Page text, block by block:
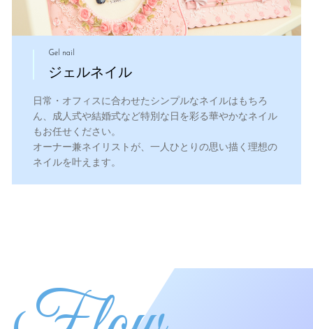
Gel nail
ジェルネイル
日常・オフィスに合わせたシンプルなネイルはもちろ
ん、成人式や結婚式など特別な日を彩る華やかなネイル
もお任せください。
オーナー兼ネイリストが、一人ひとりの思い描く理想の
ネイルを叶えます。